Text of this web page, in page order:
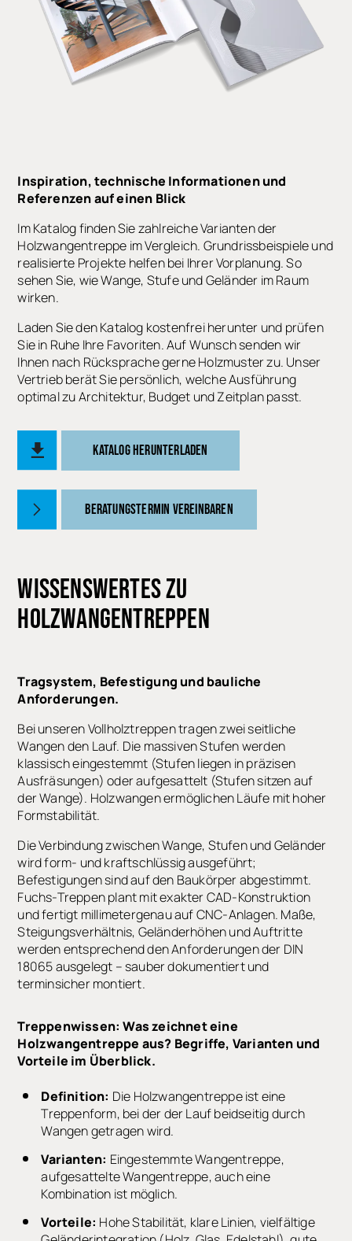
Inspiration, technische Informationen und
Referenzen auf einen Blick
Im Katalog finden Sie zahlreiche Varianten der
Holzwangentreppe im Vergleich. Grundrissbeispiele und
realisierte Projekte helfen bei Ihrer Vorplanung. So
sehen Sie, wie Wange, Stufe und Geländer im Raum
wirken.
Laden Sie den Katalog kostenfrei herunter und prüfen
Sie in Ruhe Ihre Favoriten. Auf Wunsch senden wir
Ihnen nach Rücksprache gerne Holzmuster zu. Unser
Vertrieb berät Sie persönlich, welche Ausführung
optimal zu Architektur, Budget und Zeitplan passt.
KATALOG HERUNTERLADEN
BERATUNGSTERMIN VEREINBAREN
WISSENSWERTESZU
HOLZWANGENTREPPEN
Tragsystem, Befestigung und bauliche
Anforderungen.
Bei unseren Vollholztreppen tragen zwei seitliche
Wangen den Lauf. Die massiven Stufen werden
klassisch eingestemmt (Stufen liegen in präzisen
Ausfräsungen) oder aufgesattelt (Stufen sitzen auf
der Wange). Holzwangen ermöglichen Läufe mit hoher
Formstabilität.
Die Verbindung zwischen Wange, Stufen und Geländer
wird form- und kraftschlüssig ausgeführt;
Befestigungen sind auf den Baukörper abgestimmt.
Fuchs-Treppen plant mit exakter CAD-Konstruktion
und fertigt millimetergenau auf CNC-Anlagen. Maße,
Steigungsverhältnis, Geländerhöhen und Auftritte
werden entsprechend den Anforderungen der DIN
18065 ausgelegt – sauber dokumentiert und
terminsicher montiert.
Treppenwissen: Was zeichnet eine
Holzwangentreppe aus? Begriffe, Varianten und
Vorteile im Überblick.
Definition: Die Holzwangentreppe ist eine
Treppenform, bei der der Lauf beidseitig durch
Wangen getragen wird.
Varianten: Eingestemmte Wangentreppe,
aufgesattelte Wangentreppe, auch eine
Kombination ist möglich.
Vorteile: Hohe Stabilität, klare Linien, vielfältige